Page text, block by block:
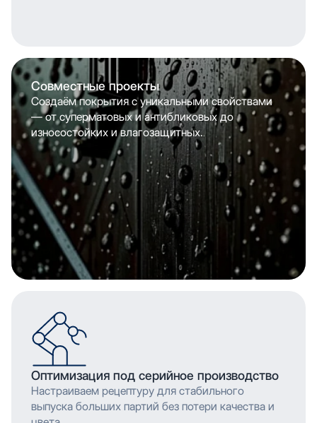
Совместные проекты
Создаём покрытия с уникальными свойствами
— от суперматовых и антибликовых до
износостойких и влагозащитных.
Оптимизация под серийное производство
Настраиваем рецептуру для стабильного
выпуска больших партий без потери качества и